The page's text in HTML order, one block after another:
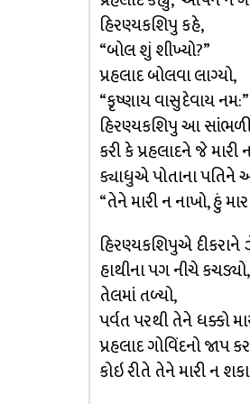
હિરણ્યકશિપુ કહે,
“બોલ શું શીખ્યો?”
પ્રહલાદ બોલવા લાગ્યો,
“કૃષ્ણાય વાસુદેવાય નમ:”
હિરણ્યકશિપુ આ
કરી કે પ્રહલાદને જે
ક્યાધુએ પોતાના પતિને
“તેને મારી ન નાખો, હું
હિરણ્યકશિપુએ
હાથીના પગ નીચે કચડ્યો,
તેલમાં તળ્યો,
પર્વત પરથી તેને ધક્કો
પ્રહલાદ ગોવિંદનો જાપ
કોઇ રીતે તેને મારી ન